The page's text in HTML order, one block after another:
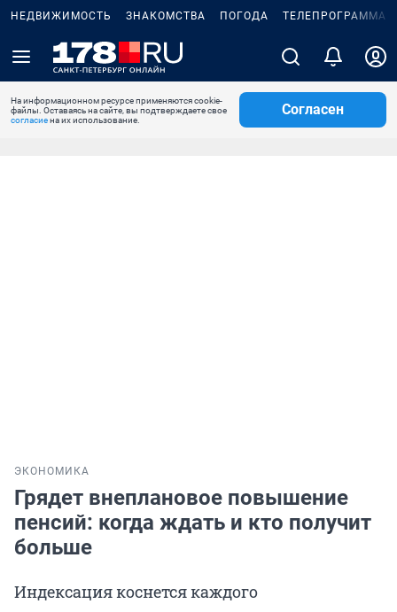
НЕДВИЖИМОСТЬ ЗНАКОМСТВА ПОГОДА ТЕЛЕПРОГРАММА
На информационном ресурсе применяются cookie-
файлы. Оставаясь на сайте, вы подтверждаете свое
согласиена их использование.
Согласен
ЭКОНОМИКА
Грядет внеплановое повышение
пенсий: когда ждать и кто получит
больше
Индексация коснется каждого